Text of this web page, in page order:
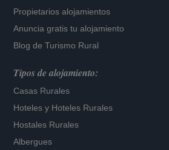
Propietarios alojamientos
Anuncia gratis tu alojamiento
Blog de Turismo Rural
Tipos de alojamiento:
Casas Rurales
Hoteles y Hoteles Rurales
Hostales Rurales
Albergues